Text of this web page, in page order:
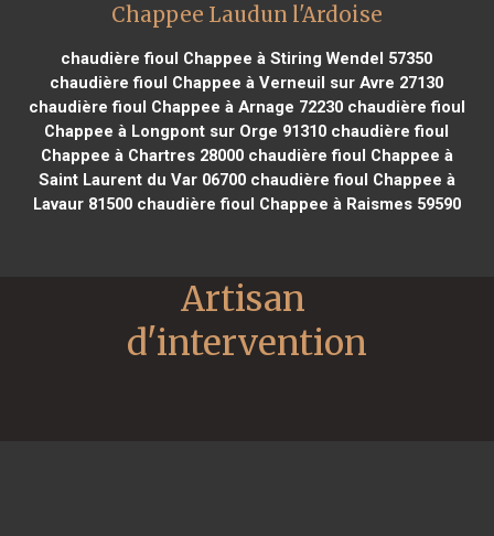
Chappee Laudun l'Ardoise
chaudière fioul Chappee à Stiring Wendel 57350
chaudière fioul Chappee à Verneuil sur Avre 27130
chaudière fioul Chappee à Arnage 72230chaudière fioul
Chappee à Longpont sur Orge 91310 chaudière fioul
Chappee à Chartres 28000chaudière fioul Chappee à
Saint Laurent du Var 06700chaudière fioul Chappee à
Lavaur 81500chaudière fioul Chappee à Raismes 59590
Artisan
d'intervention